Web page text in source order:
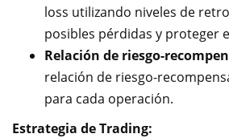
loss utilizando niveles de
posibles pérdidas y proteger
Relación de riesgo-
relación de riesgo-
para cada operación.
Estrategia de Trading: